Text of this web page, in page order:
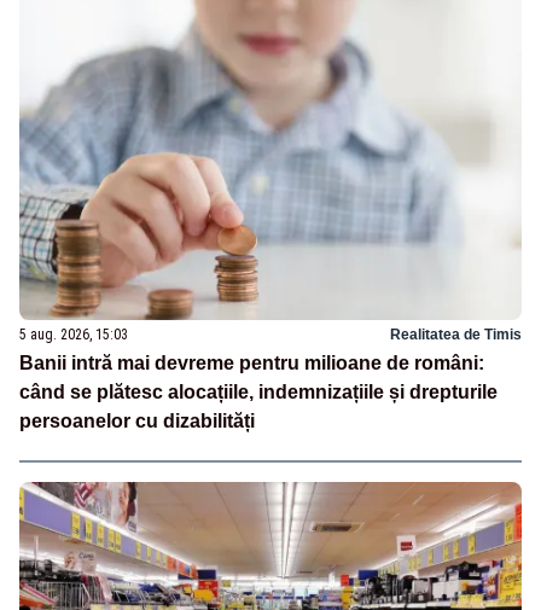
5 aug. 2026, 15:03 Realitatea de Timis
Banii intră mai devreme pentru milioane de români:
când se plătesc alocațiile, indemnizațiile și drepturile
persoanelor cu dizabilități